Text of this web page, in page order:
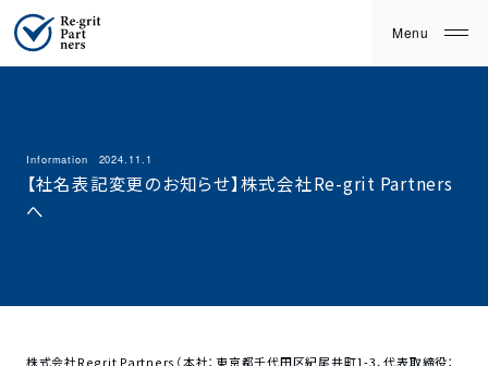
Information 2024.11.1
【社名表記変更のお知らせ】株式会社Re-grit Partners
へ
株式会社Regrit Partners（本社：東京都千代田区紀尾井町1-3、代表取締役：